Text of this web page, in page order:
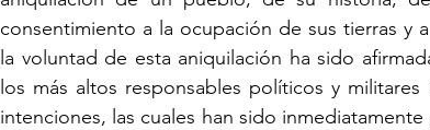
consentimiento a la ocupación de sus tierras y
la voluntad de esta aniquilación ha sido
los más altos responsables políticos y
intenciones, las cuales han sido